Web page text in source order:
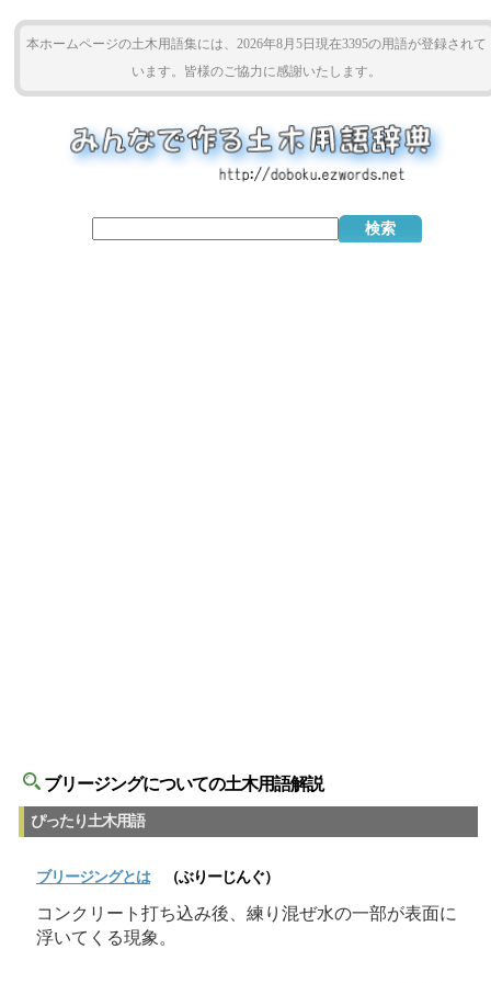
本ホームページの土木用語集には、2026年8月5日現在3395の用語が登録されて
います。皆様のご協力に感謝いたします。
ブリージングについての土木用語解説
ぴったり土木用語
ブリージングとは（ぶりーじんぐ）
コンクリート打ち込み後、練り混ぜ水の一部が表面に
浮いてくる現象。